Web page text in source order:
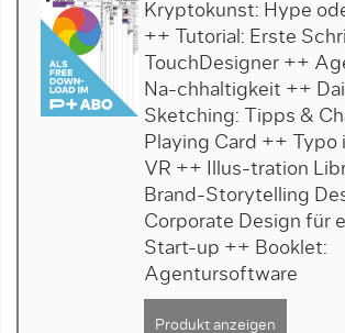
Kryptokunst: Hype
++ Tutorial: Erste
TouchDesigner ++
Na-chhaltigkeit ++
Sketching: Tipps &
Playing Card ++ Typo
VR ++ Illus-tration
Brand-Storytelling
Corporate Design für
Start-up ++ Booklet:
Agentursoftware
Produkt anzeigen